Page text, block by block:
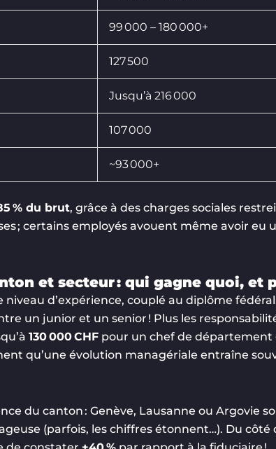
99 000 – 180 000+
127 500
Jusqu’à 216 000
107 000
~93 000+
% du brut, grâce à des charges sociales
; certains employés avouent même avoir eu
et secteur : qui gagne quoi, et
d’expérience, couplé au diplôme
un junior et un senior ! Plus les
130 000 CHF pour un chef de département
qu’une évolution managériale entraîne
du canton : Genève, Lausanne ou Argovie
(parfois, les chiffres étonnent…). Du